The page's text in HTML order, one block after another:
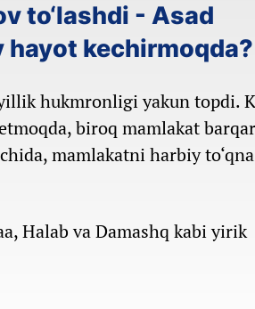
to‘lashdi - Asad
hayot kechirmoqda?
hukmronligi yakun topdi.
biroq mamlakat
mamlakatni harbiy
Halab va Damashq kabi yirik